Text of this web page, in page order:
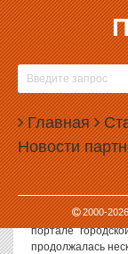
Главная
Новости
2000-2026
28.01.2016, 15:20
ХОТЯТ
Опалихинский
концу 2017 года,
мост сделает
намного короче.
Проекты и
портале
продолжалась